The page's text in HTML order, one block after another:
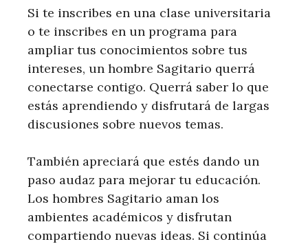
Si te inscribes en una clase universitaria
o te inscribes en un programa para
ampliar tus conocimientos sobre tus
intereses, un hombre Sagitario querrá
conectarse contigo. Querrá saber lo que
estás aprendiendo y disfrutará de largas
discusiones sobre nuevos temas.
También apreciará que estés dando un
paso audaz para mejorar tu educación.
Los hombres Sagitario aman los
ambientes académicos y disfrutan
compartiendo nuevas ideas. Si continúa